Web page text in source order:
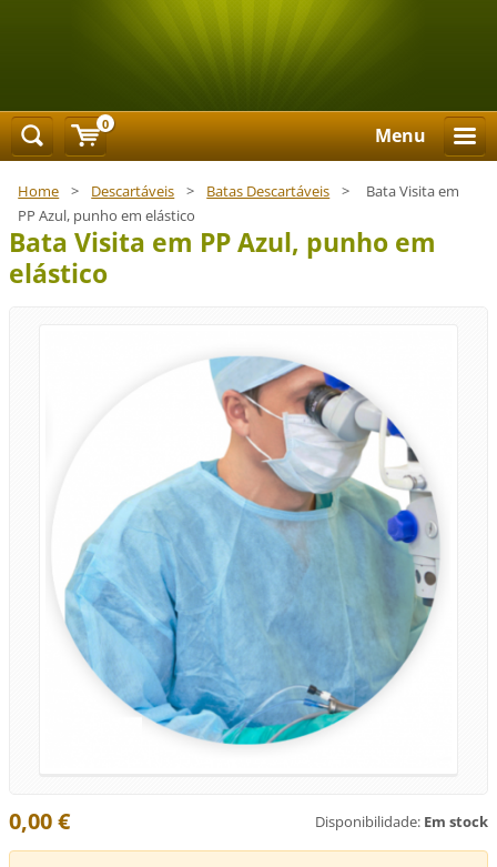
Menu
Home > Descartáveis > Batas Descartáveis >
Bata Visita em
PP Azul, punho em elástico
Bata Visita em PP Azul, punho em
elástico
Disponibilidade: Em stock
0,00 €
0